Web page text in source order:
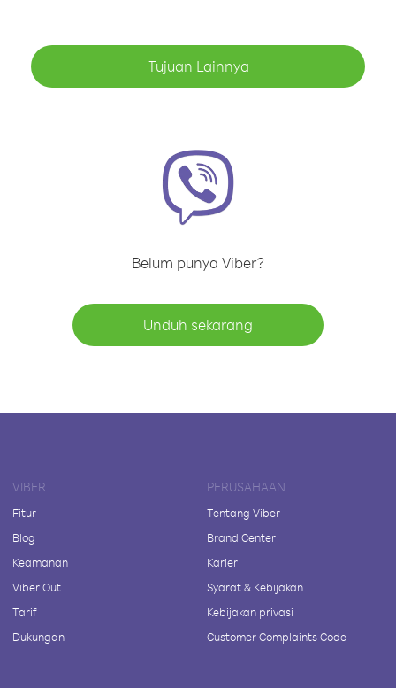
Tujuan Lainnya
Belum punya Viber?
Unduh sekarang
VIBER
Fitur
Blog
Keamanan
Viber Out
Tarif
Dukungan
PERUSAHAAN
Tentang Viber
Brand Center
Karier
Syarat & Kebijakan
Kebijakan privasi
Customer Complaints Code